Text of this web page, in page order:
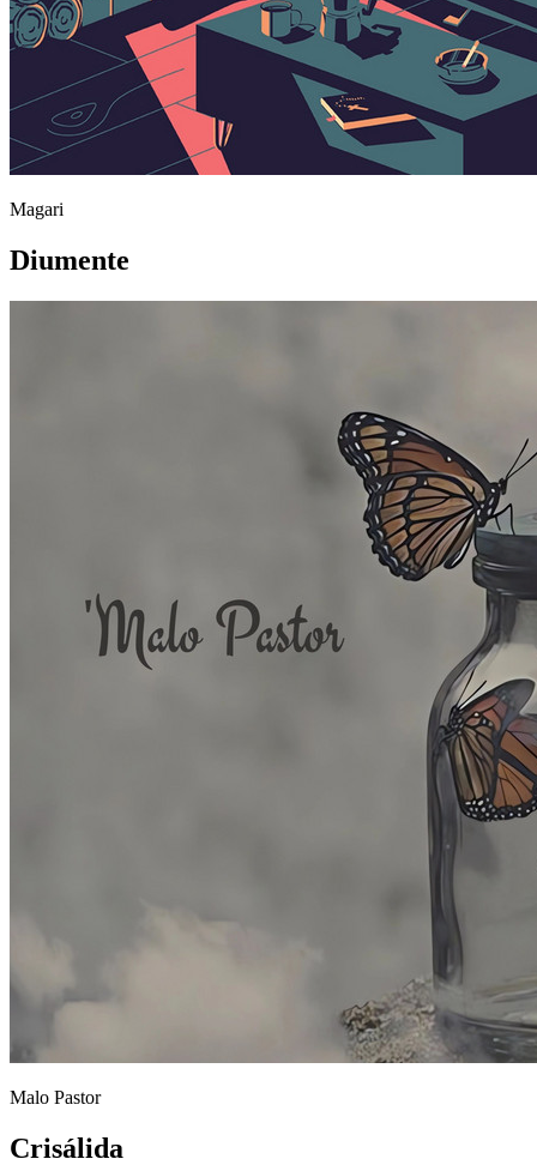
Magari
Diumente
Malo Pastor
Crisálida